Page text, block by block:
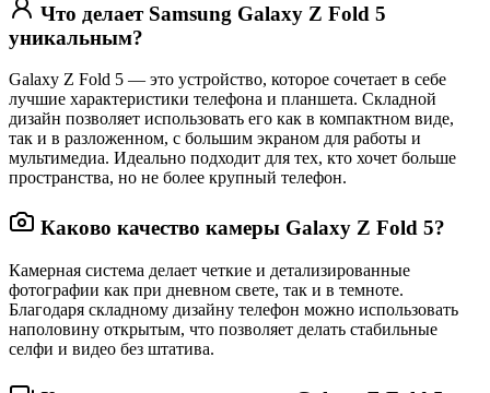
Что делает Samsung Galaxy Z Fold 5
уникальным?
Galaxy Z Fold 5 — это устройство, которое сочетает в себе
лучшие характеристики телефона и планшета. Складной
дизайн позволяет использовать его как в компактном виде,
так и в разложенном, с большим экраном для работы и
мультимедиа. Идеально подходит для тех, кто хочет больше
пространства, но не более крупный телефон.
Каково качество камеры Galaxy Z Fold 5?
Камерная система делает четкие и детализированные
фотографии как при дневном свете, так и в темноте.
Благодаря складному дизайну телефон можно использовать
наполовину открытым, что позволяет делать стабильные
селфи и видео без штатива.